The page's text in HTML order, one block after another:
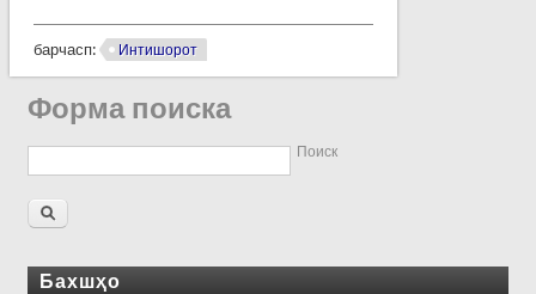
барчасп: Интишорот
Форма поиска
Поиск
Бахшҳо